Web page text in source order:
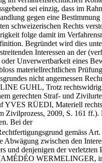
sei einzig, dass im
gegen eine Bestimmung
schweizerischen Rechts
folge damit im
Begründet wird dies
Interessen an der
Unverwertbarkeit eines
materiellrechtlichen
nicht angemessen
GUHL, Trotz rechtswidrig
gerechten Straf- und
YVES RÜEDI, Materiell
Zivilprozess, 2009, S. 161 ff.).
Bei der
gemäss Art.
Abwägung zwischen den
und denjenigen der verletzten
WERMELINGER,